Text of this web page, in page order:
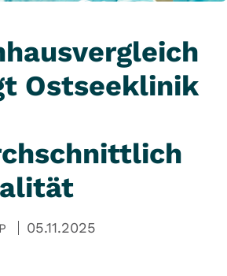
Ostseeklinik
05.11.2025